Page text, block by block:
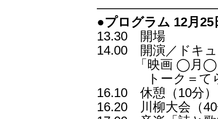
●プログラム 12月25
13.30 開場
14.00 開演／ドキ
「映画 ◯月◯日
トーク＝てらだ
16.10 休憩（10分）
16.20 川柳大会（